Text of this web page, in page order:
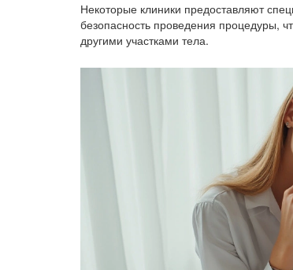
Некоторые клиники предоставляют
безопасность проведения процедуры,
другими участками тела.